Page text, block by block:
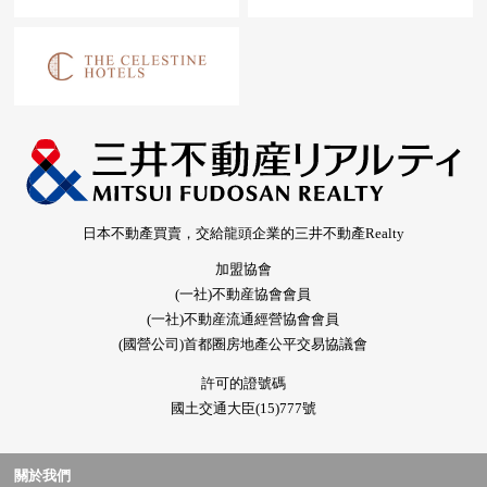
日本不動產買賣，交給龍頭企業的三井不動產Realty
加盟協會
(一社)不動産協會會員
(一社)不動産流通經營協會會員
(國營公司)首都圈房地產公平交易協議會
許可的證號碼
國土交通大臣(15)777號
關於我們